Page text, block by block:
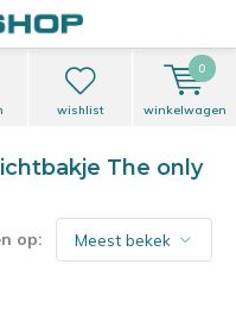
wishlist winkelwagen
0
The only
op: